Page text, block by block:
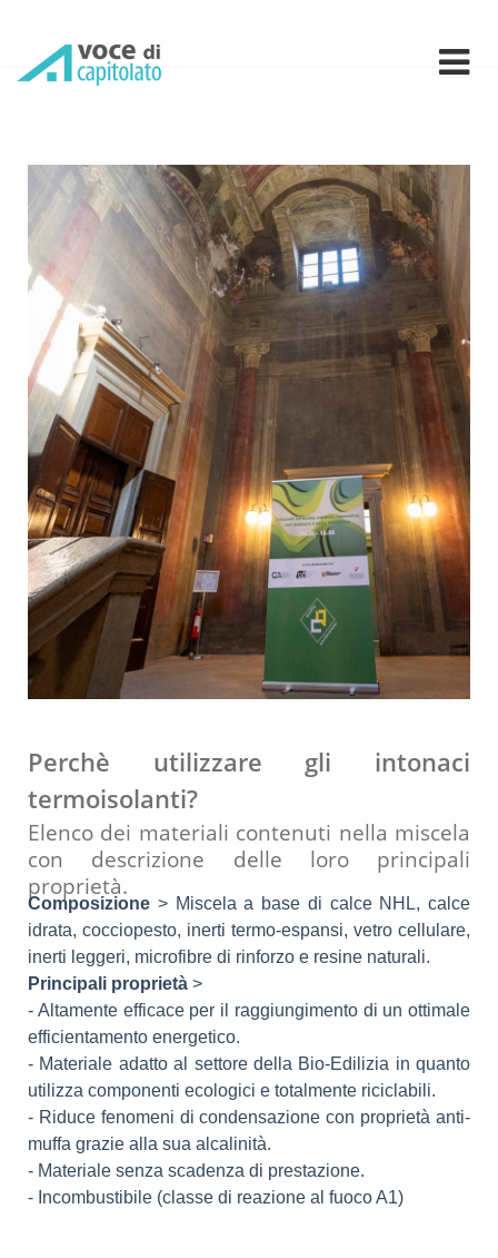
Perchè utilizzare gli intonaci
termoisolanti?
Elenco dei materiali contenuti nella miscela
con descrizione delle loro principali
proprietà.
Composizione > Miscela a base di calce NHL, calce
idrata, cocciopesto, inerti termo-espansi, vetro cellulare,
inerti leggeri, microfibre di rinforzo e resine naturali.
Principali proprietà >
- Altamente efficace per il raggiungimento di un ottimale
efficientamento energetico.
- Materiale adatto al settore della Bio-Edilizia in quanto
utilizza componenti ecologici e totalmente riciclabili.
- Riduce fenomeni di condensazione con proprietà anti-
muffa grazie alla sua alcalinità.
- Materiale senza scadenza di prestazione.
- Incombustibile (classe di reazione al fuoco A1)